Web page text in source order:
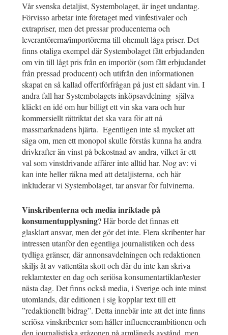
Vår svenska detaljist, Systembolaget, är inget undantag.
Förvisso arbetar inte företaget med vinfestivaler och
extrapriser, men det pressar producenterna och
leverantörerna/importörerna till ohemult låga priser. Det
finns otaliga exempel där Systembolaget fått erbjudanden
om vin till lågt pris från en importör (som fått erbjudandet
från pressad producent) och utifrån den informationen
skapat en så kallad offertförfrågan på just ett sådant vin. I
andra fall har Systembolagets inköpsavdelning själva
kläckt en idé om hur billigt ett vin ska vara och hur
kommersiellt rättriktat det ska vara för att nå
massmarknadens hjärta. Egentligen inte så mycket att
säga om, men ett monopol skulle förstås kunna ha andra
drivkrafter än vinst på bekostnad av andra, vilket är ett
val som vinstdrivande affärer inte alltid har. Nog av: vi
kan inte heller räkna med att detaljisterna, och här
inkluderar vi Systembolaget, tar ansvar för fulvinerna.
Vinskribenterna och media inriktade på
konsumentupplysning? Här borde det finnas ett
glasklart ansvar, men det gör det inte. Flera skribenter har
intressen utanför den egentliga journalistiken och dess
tydliga gränser, där annonsavdelningen och redaktionen
skiljs åt av vattentäta skott och där du inte kan skriva
reklamtexter en dag och seriösa konsumentartiklar/tester
nästa dag. Det finns också media, i Sverige och inte minst
utomlands, där editionen i sig kopplar text till ett
”redaktionellt bidrag”. Detta innebär inte att det inte finns
seriösa vinskribenter som håller influencerambitionen och
den journalistiska gråzonen på armlängds avstånd, men